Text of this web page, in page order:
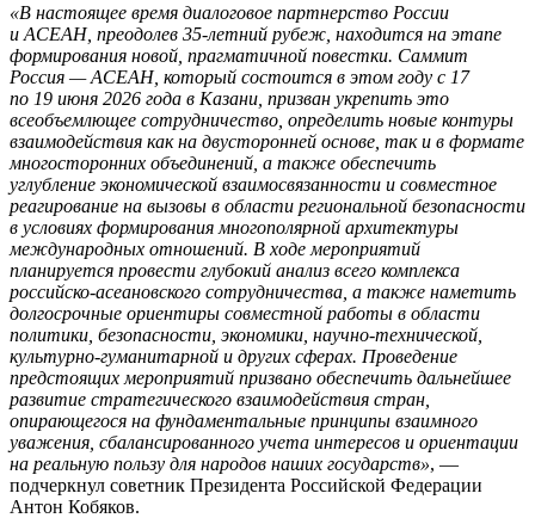
«В настоящее время диалоговое партнерство России
и АСЕАН, преодолев 35-летний рубеж, находится на этапе
формирования новой, прагматичной повестки. Саммит
Россия — АСЕАН, который состоится в этом году с 17
по 19 июня 2026 года в Казани, призван укрепить это
всеобъемлющее сотрудничество, определить новые контуры
взаимодействия как на двусторонней основе, так и в формате
многосторонних объединений, а также обеспечить
углубление экономической взаимосвязанности и совместное
реагирование на вызовы в области региональной безопасности
в условиях формирования многополярной архитектуры
международных отношений. В ходе мероприятий
планируется провести глубокий анализ всего комплекса
российско-асеановского сотрудничества, а также наметить
долгосрочные ориентиры совместной работы в области
политики, безопасности, экономики, научно-технической,
культурно-гуманитарной и других сферах. Проведение
предстоящих мероприятий призвано обеспечить дальнейшее
развитие стратегического взаимодействия стран,
опирающегося на фундаментальные принципы взаимного
уважения, сбалансированного учета интересов и ориентации
на реальную пользу для народов наших государств», —
подчеркнул советник Президента Российской Федерации
Антон Кобяков.